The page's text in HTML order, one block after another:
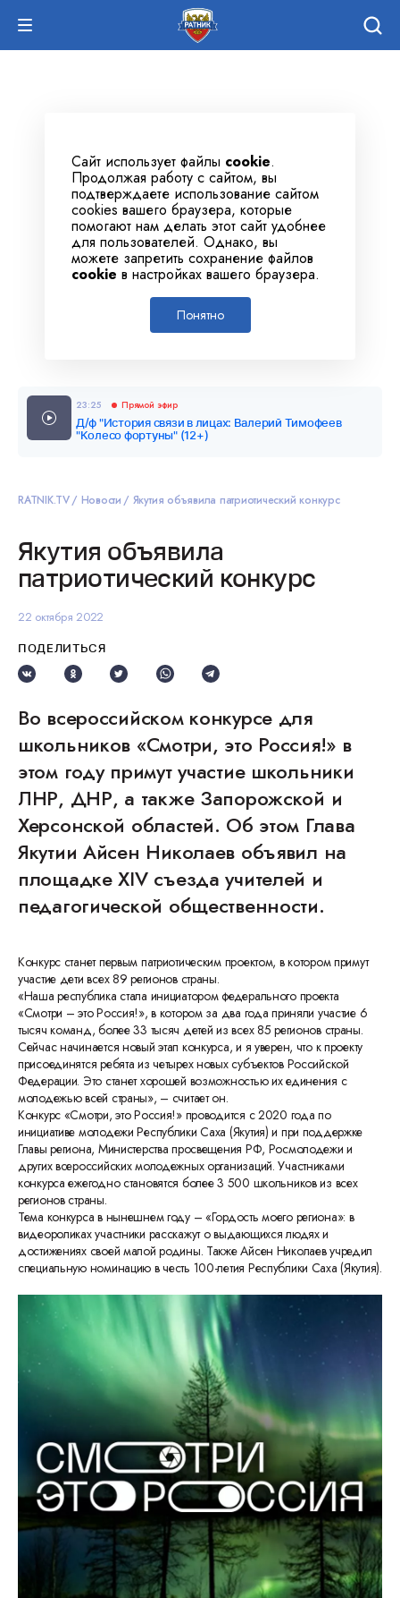
Сайт использует файлы cookie.
Продолжая работу с сайтом, вы
подтверждаете использование сайтом
cookies вашего браузера, которые
помогают нам делать этот сайт удобнее
для пользователей. Однако, вы
можете запретить сохранение файлов
cookie в настройках вашего браузера.
Понятно
23:25 Прямой эфир
Д/ф "История связи в лицах: Валерий Тимофеев
"Колесо фортуны" (12+)
RATNIK.TV Новости Якутия объявила патриотический конкурс
Якутия объявила
патриотический конкурс
22 октября 2022
ПОДЕЛИТЬСЯ
Во всероссийском конкурсе для
школьников «Смотри, это Россия!» в
этом году примут участие школьники
ЛНР, ДНР, а также Запорожской и
Херсонской областей. Об этом Глава
Якутии Айсен Николаев объявил на
площадке XIV съезда учителей и
педагогической общественности.
Конкурс станет первым патриотическим проектом, в котором примут
участие дети всех 89 регионов страны.
«Наша республика стала инициатором федерального проекта
«Смотри – это Россия!», в котором за два года приняли участие 6
тысяч команд, более 33 тысяч детей из всех 85 регионов страны.
Сейчас начинается новый этап конкурса, и я уверен, что к проекту
присоединятся ребята из четырех новых субъектов Российской
Федерации. Это станет хорошей возможностью их единения с
молодежью всей страны», – считает он.
Конкурс «Смотри, это Россия!» проводится с 2020 года по
инициативе молодежи Республики Саха (Якутия) и при поддержке
Главы региона, Министерства просвещения РФ, Росмолодежи и
других всероссийских молодежных организаций. Участниками
конкурса ежегодно становятся более 3 500 школьников из всех
регионов страны.
Тема конкурса в нынешнем году – «Гордость моего региона»: в
видеороликах участники расскажут о выдающихся людях и
достижениях своей малой родины. Также Айсен Николаев учредил
специальную номинацию в честь 100-летия Республики Саха (Якутия).